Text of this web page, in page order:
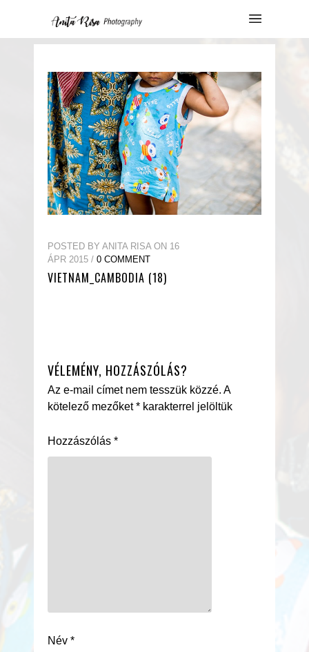
POSTED BY ANITA RISA ON 16
ÁPR 2015 / 0 COMMENT
VIETNAM_CAMBODIA (18)
VÉLEMÉNY, HOZZÁSZÓLÁS?
Az e-mail címet nem tesszük közzé. A
kötelező mezőket* karakterrel jelöltük
Hozzászólás *
Név *